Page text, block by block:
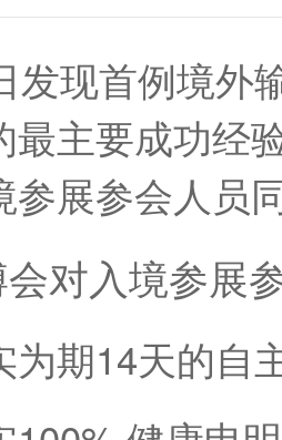
发现首例境外
最主要成功经
参展参会人员
对入境参展
为期14天的自